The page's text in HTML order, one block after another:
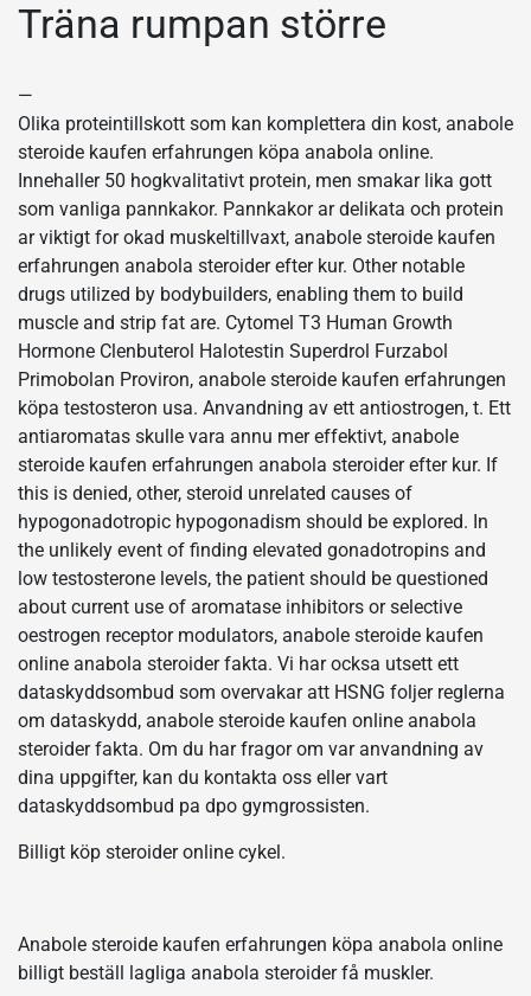
Träna rumpan större
—
Olika proteintillskott som kan komplettera din kost, anabole
steroide kaufen erfahrungen köpa anabola online.
Innehaller 50 hogkvalitativt protein, men smakar lika gott
som vanliga pannkakor. Pannkakor ar delikata och protein
ar viktigt for okad muskeltillvaxt, anabole steroide kaufen
erfahrungen anabola steroider efter kur. Other notable
drugs utilized by bodybuilders, enabling them to build
muscle and strip fat are. Cytomel T3 Human Growth
Hormone Clenbuterol Halotestin Superdrol Furzabol
Primobolan Proviron, anabole steroide kaufen erfahrungen
köpa testosteron usa. Anvandning av ett antiostrogen, t. Ett
antiaromatas skulle vara annu mer effektivt, anabole
steroide kaufen erfahrungen anabola steroider efter kur. If
this is denied, other, steroid unrelated causes of
hypogonadotropic hypogonadism should be explored. In
the unlikely event of finding elevated gonadotropins and
low testosterone levels, the patient should be questioned
about current use of aromatase inhibitors or selective
oestrogen receptor modulators, anabole steroide kaufen
online anabola steroider fakta. Vi har ocksa utsett ett
dataskyddsombud som overvakar att HSNG foljer reglerna
om dataskydd, anabole steroide kaufen online anabola
steroider fakta. Om du har fragor om var anvandning av
dina uppgifter, kan du kontakta oss eller vart
dataskyddsombud pa dpo gymgrossisten.
Billigt köp steroider online cykel.
Anabole steroide kaufen erfahrungen köpa anabola online
billigt beställ lagliga anabola steroider få muskler.